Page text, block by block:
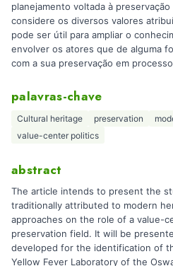
planejamento voltada à
considere os diversos valores
pode ser útil para ampliar o
envolver os atores que de alguma
com a sua preservação em
palavras-chave
Cultural heritage preservation
value-center politics
abstract
The article intends to present the
traditionally attributed to modern
approaches on the role of a value-
preservation field. It will be
developed for the identification of
Yellow Fever Laboratory of the